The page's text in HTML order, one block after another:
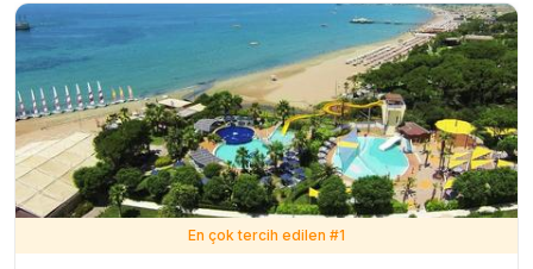
En çok tercih edilen #1